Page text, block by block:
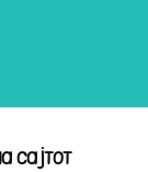
сајтот